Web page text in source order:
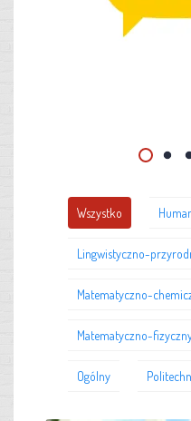
Wszystko
Lingwistyczno-
Matematyczno-
Matematyczno-
Ogólny